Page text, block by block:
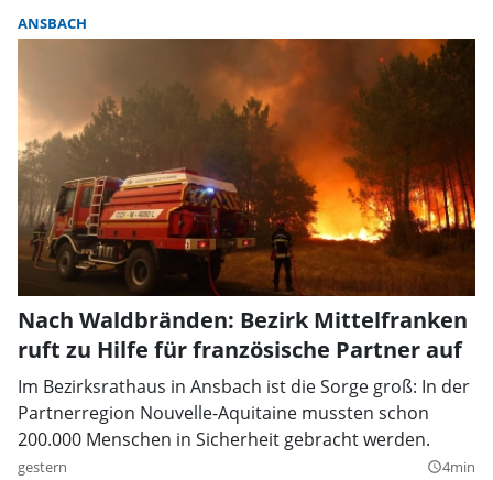
ANSBACH
Nach Waldbränden: Bezirk Mittelfranken
ruft zu Hilfe für französische Partner auf
Im Bezirksrathaus in Ansbach ist die Sorge groß: In der
Partnerregion Nouvelle-Aquitaine mussten schon
200.000 Menschen in Sicherheit gebracht werden.
gestern query_builder4min